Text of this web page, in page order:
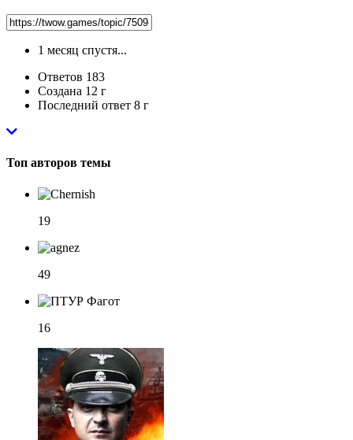
1 месяц спустя...
Ответов 183
Создана 12 г
Последний ответ 8 г
Топ авторов темы
19
49
16